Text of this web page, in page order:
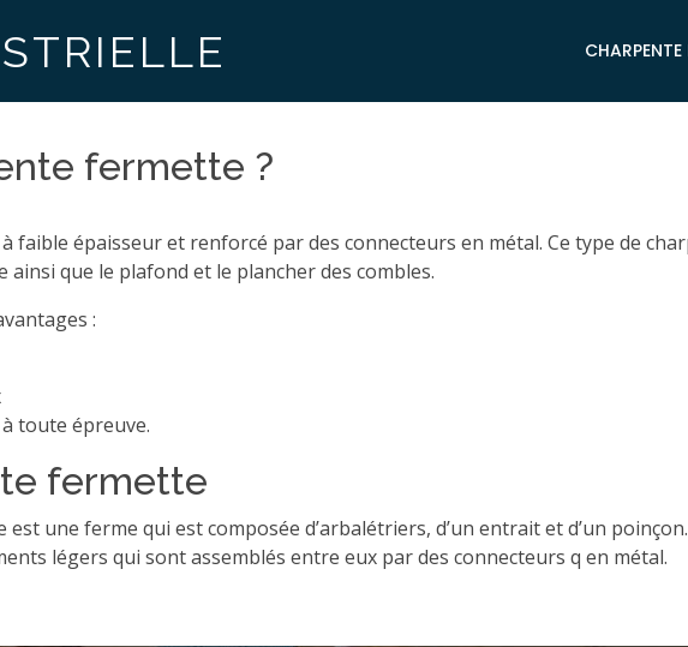
CHARPENTE
fermette ?
faible épaisseur et renforcé par des connecteurs en métal. Ce type de
que le plafond et le plancher des combles.
:
toute épreuve.
fermette
une ferme qui est composée d’arbalétriers, d’un entrait et d’un
légers qui sont assemblés entre eux par des connecteurs q en métal.